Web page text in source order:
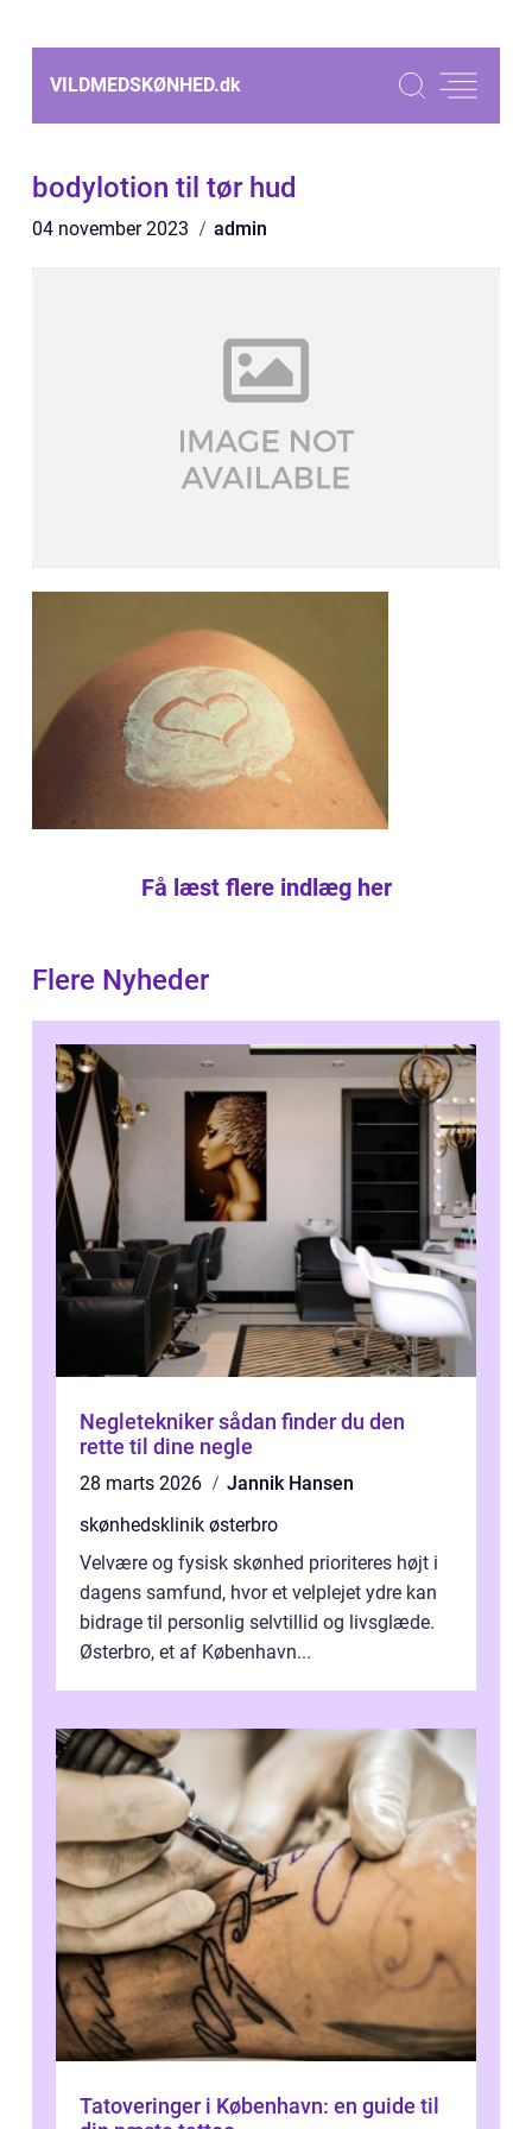
VILDMEDSKØNHED.dk
bodylotion til tør hud
04 november 2023 admin
Få læst flere indlæg her
Flere Nyheder
Negletekniker sådan finder du den
rette til dine negle
28 marts 2026
Jannik Hansen
skønhedsklinik østerbro
Velvære og fysisk skønhed prioriteres højt i
dagens samfund, hvor et velplejet ydre kan
bidrage til personlig selvtillid og livsglæde.
Østerbro, et af København...
Tatoveringer i København: en guide til